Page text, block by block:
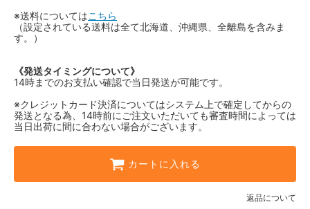
※送料についてはこちら
（設定されている送料は全て北海道、沖縄県、全離島を含みま
す。）
《発送タイミングについて》
14時までのお支払い確認で当日発送が可能です。
※クレジットカード決済についてはシステム上で確定してからの
発送となる為、14時前にご注文いただいても審査時間によっては
当日出荷に間に合わない場合がございます。
カートに入れる
返品について